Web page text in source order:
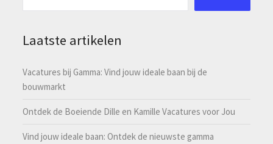
Laatste artikelen
Vacatures bij Gamma: Vind jouw ideale baan bij de
bouwmarkt
Ontdek de Boeiende Dille en Kamille Vacatures voor Jou
Vind jouw ideale baan: Ontdek de nieuwste gamma